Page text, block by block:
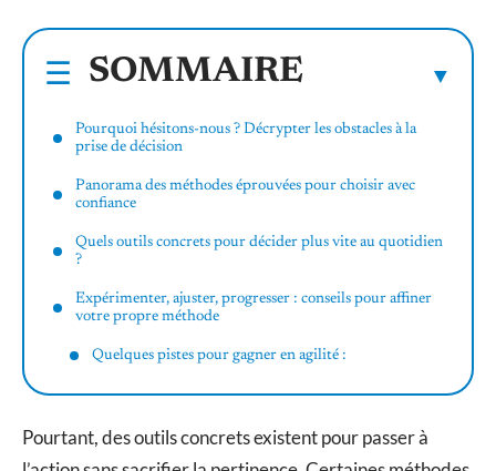
SOMMAIRE
Pourquoi hésitons-nous ? Décrypter les obstacles à la
prise de décision
Panorama des méthodes éprouvées pour choisir avec
confiance
Quels outils concrets pour décider plus vite au quotidien
?
Expérimenter, ajuster, progresser : conseils pour affiner
votre propre méthode
Quelques pistes pour gagner en agilité :
Pourtant, des outils concrets existent pour passer à